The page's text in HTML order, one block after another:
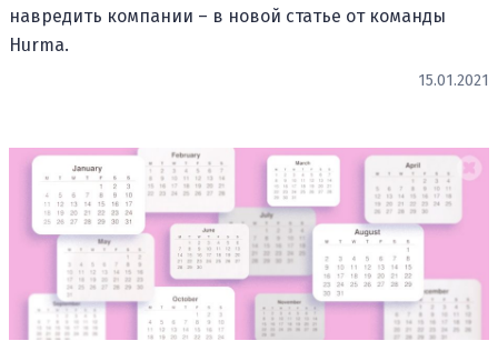
навредить компании – в новой статье от команды
Hurma.
15.01.2021